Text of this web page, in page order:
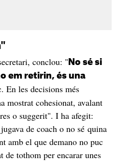
conclou: " No sé si
em retirin, és una
En les decisions més
mostrat cohesionat, avalant
o suggerit". I ha afegit:
de coach o no sé quina
amb el que demano no puc
de tothom per encarar unes